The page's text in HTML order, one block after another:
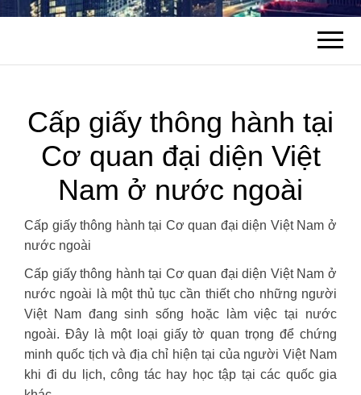
Cấp giấy thông hành tại
Cơ quan đại diện Việt
Nam ở nước ngoài
Cấp giấy thông hành tại Cơ quan đại diện Việt Nam ở
nước ngoài
Cấp giấy thông hành tại Cơ quan đại diện Việt Nam ở
nước ngoài là một thủ tục cần thiết cho những người
Việt Nam đang sinh sống hoặc làm việc tại nước
ngoài. Đây là một loại giấy tờ quan trọng để chứng
minh quốc tịch và địa chỉ hiện tại của người Việt Nam
khi đi du lịch, công tác hay học tập tại các quốc gia